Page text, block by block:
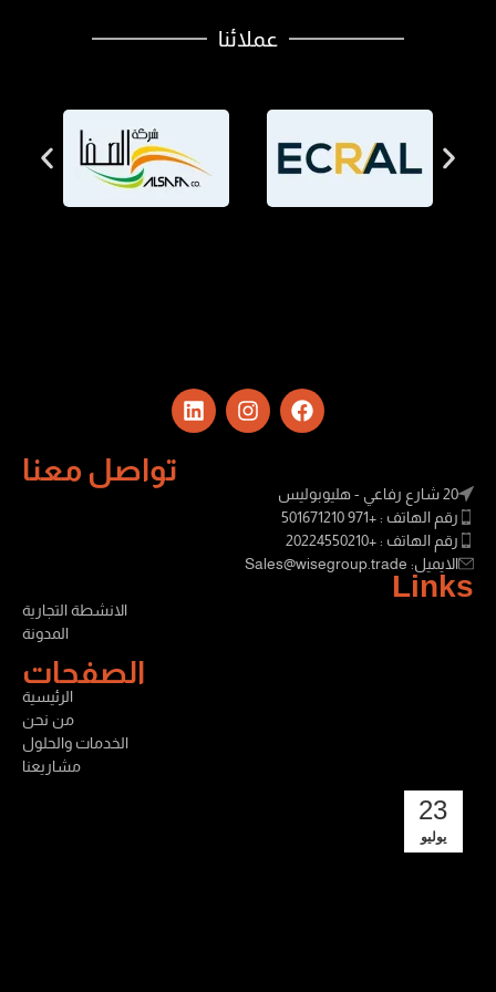
عملائنا
تواصل معنا
20 شارع رفاعي - هليوبوليس
رقم الهاتف : +971 501671210
رقم الهاتف : +20224550210
الايميل: Sales@wisegroup.trade
Links
الانشطة التجارية
المدونة
الصفحات
الرئيسية
من نحن
الخدمات والحلول
مشاريعنا
23
يوليو